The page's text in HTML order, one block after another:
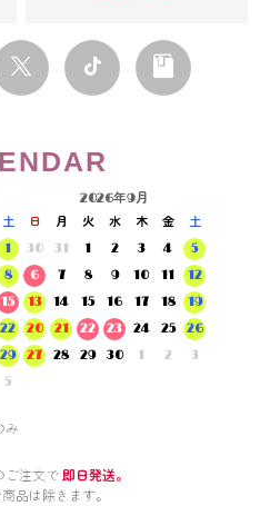
土
1
8
15
22
29
5
2026年9月
日 月 火 水 木 金
土
30
31 1 2 3 4
5
6
7 8 9 10 11
12
13
14 15 16 17 18
19
20
21 22 23 24 25
26
27
28 29 30 1 2 3
み
ご注文で 即日発送。
品は除きます。